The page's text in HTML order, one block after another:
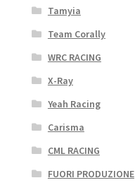
Tamyia
Team Corally
WRC RACING
X-Ray
Yeah Racing
Carisma
CML RACING
FUORI PRODUZIONE